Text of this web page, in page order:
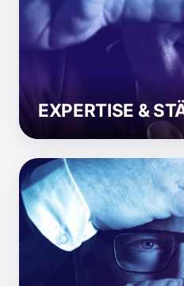
EXPERTISE &
Ob L&D, Trainer
Ich erweitere und
massiv. Für mehr
Ich stelle die